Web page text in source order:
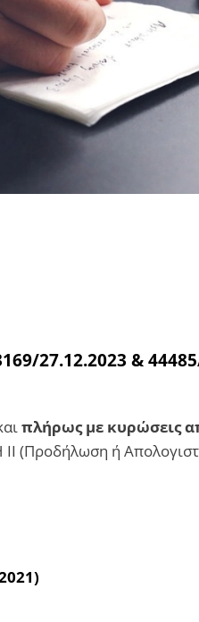
27.12.2023 &
πλήρως με κυρώσεις
(Προδήλωση ή